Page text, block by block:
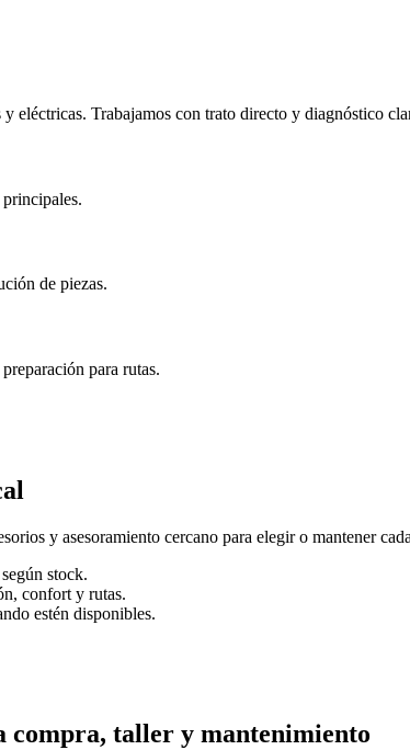
eléctricas. Trabajamos con trato directo y diagnóstico
de piezas.
para rutas.
y asesoramiento cercano para elegir o mantener
stock.
confort y rutas.
estén disponibles.
compra, taller y mantenimiento